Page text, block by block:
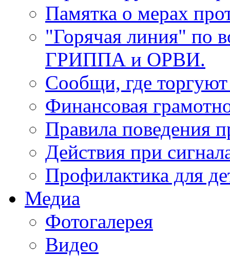
Памятка о мерах
"Горячая линия" по
ГРИППА и ОРВИ.
Сообщи, где
Финансовая
Правила поведения
Действия при
Профилактика для
Медиа
Фотогалерея
Видео